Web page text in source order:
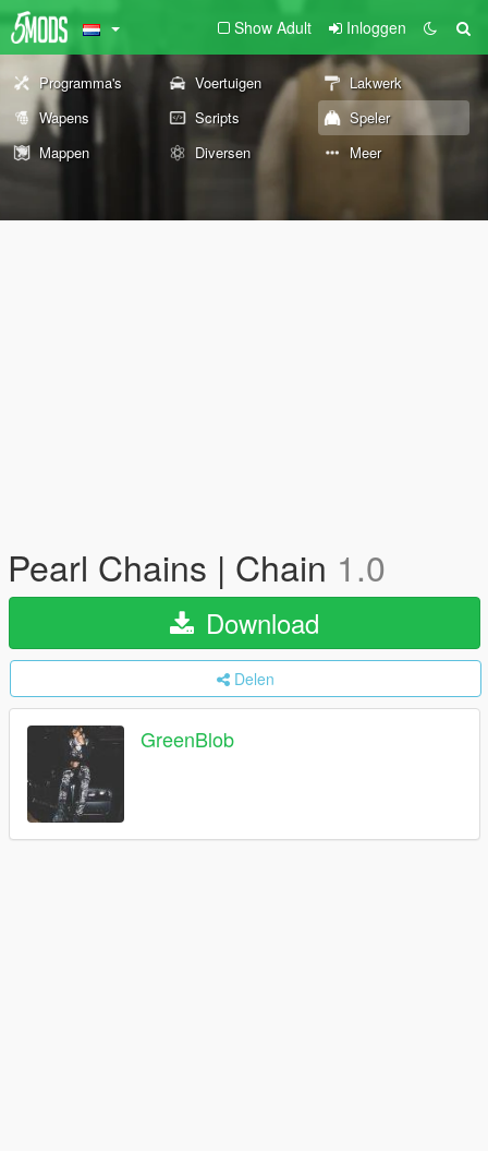
Show Adult Inloggen
Programma's Voertuigen
Lakwerk
Wapens
Scripts
Speler
Mappen
Diversen Meer
Pearl Chains | Chain 1.0
Download
Delen
GreenBlob